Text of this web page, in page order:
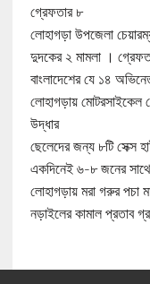
গ্রেফতার ৮
লোহাগড়া উপজেলা
দুদকের ২ মামলা ।
বাংলাদেশের যে ১৪
লোহাগড়ায়
উদ্ধার
ছেলেদের জন্য ৮টি সেক্স
একদিনেই ৬-৮ জনের
লোহাগড়ায় মরা গরুর পচা
নড়াইলের কামাল প্রতাব